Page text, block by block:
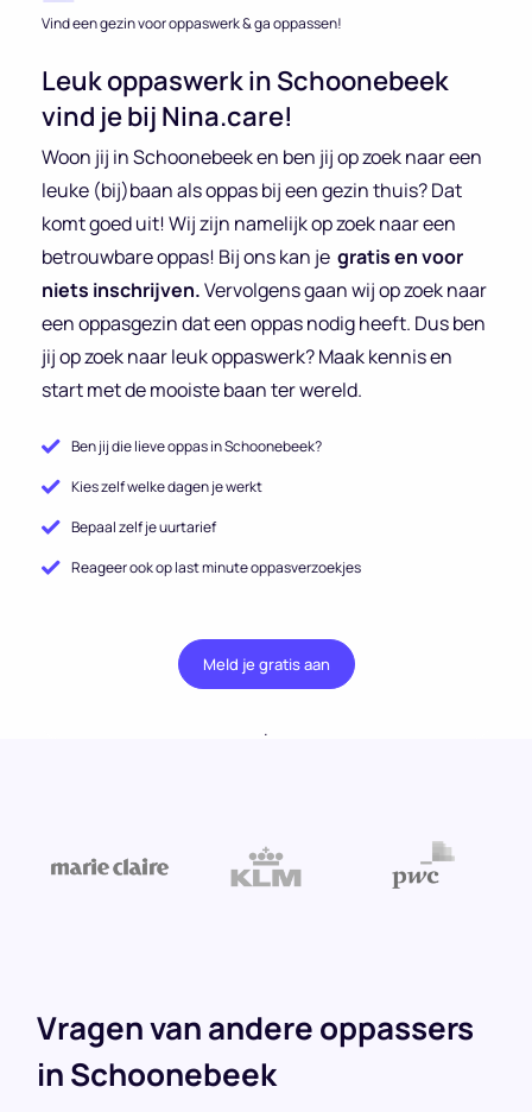
Vind een gezin voor oppaswerk & ga oppassen!
Leuk oppaswerk in Schoonebeek
vind je bij Nina.care!
Woon jij in Schoonebeek en ben jij op zoek naar een
leuke (bij)baan als oppas bij een gezin thuis? Dat
komt goed uit! Wij zijn namelijk op zoek naar een
betrouwbare oppas! Bij ons kan je gratis en voor
niets inschrijven.Vervolgens gaan wij op zoek naar
een oppasgezin dat een oppas nodig heeft. Dus ben
jij op zoek naar leuk oppaswerk? Maak kennis en
start met de mooiste baan ter wereld.
Ben jij die lieve oppas in Schoonebeek?
Kies zelf welke dagen je werkt
Bepaal zelf je uurtarief
Reageer ook op last minute oppasverzoekjes
Meld je gratis aan
.
Vragen van andere oppassers
in Schoonebeek